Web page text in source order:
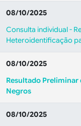
08/10/2025
Consulta individual -
Heteroidentificação
08/10/2025
Resultado
Negros
08/10/2025